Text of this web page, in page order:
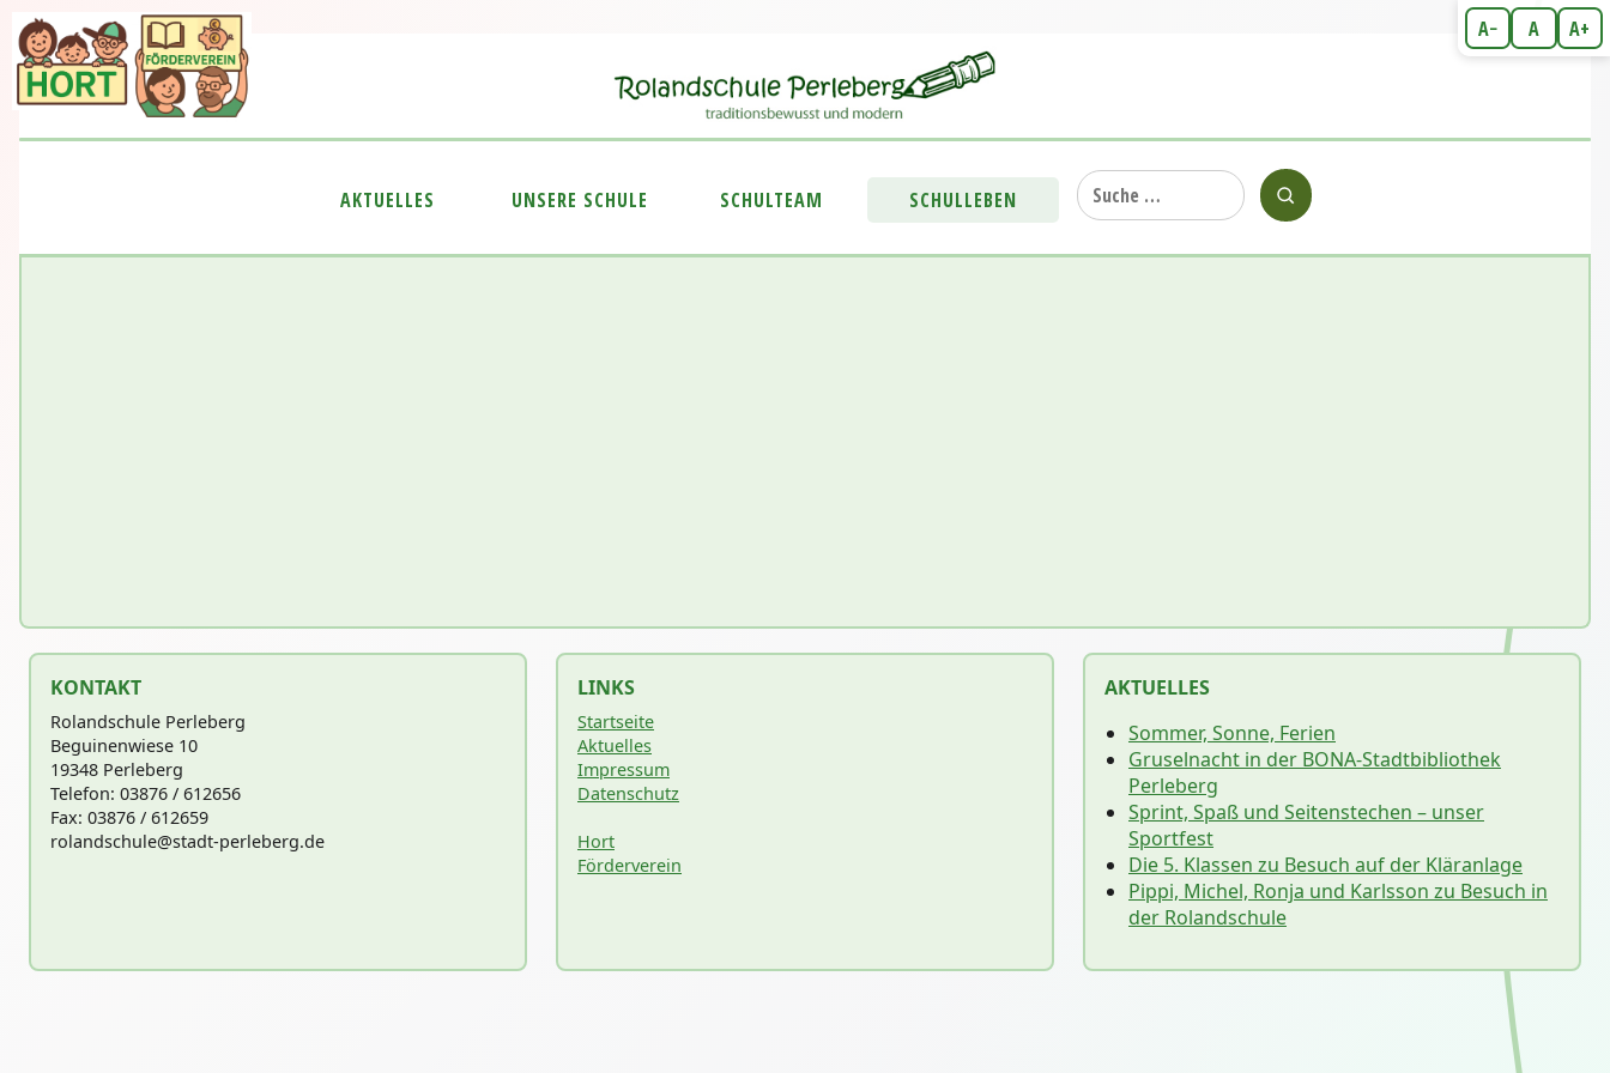
A− A A+
AKTUELLES UNSERE SCHULE SCHULTEAM SCHULLEBEN
Suche
KONTAKT
Rolandschule Perleberg
Beguinenwiese 10
19348 Perleberg
Telefon: 03876 / 612656
Fax: 03876 / 612659
rolandschule@stadt-perleberg.de
LINKS
Startseite
Aktuelles
Impressum
Datenschutz
Hort
Förderverein
AKTUELLES
Sommer, Sonne, Ferien
Gruselnacht in der BONA-Stadtbibliothek
Perleberg
Sprint, Spaß und Seitenstechen – unser
Sportfest
Die 5. Klassen zu Besuch auf der Kläranlage
Pippi, Michel, Ronja und Karlsson zu Besuch in
der Rolandschule